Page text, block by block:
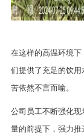
在这样的高温环境
们提供了充足的饮
苦依然不言而喻。
公司员工不断强化
量的前提下，强力